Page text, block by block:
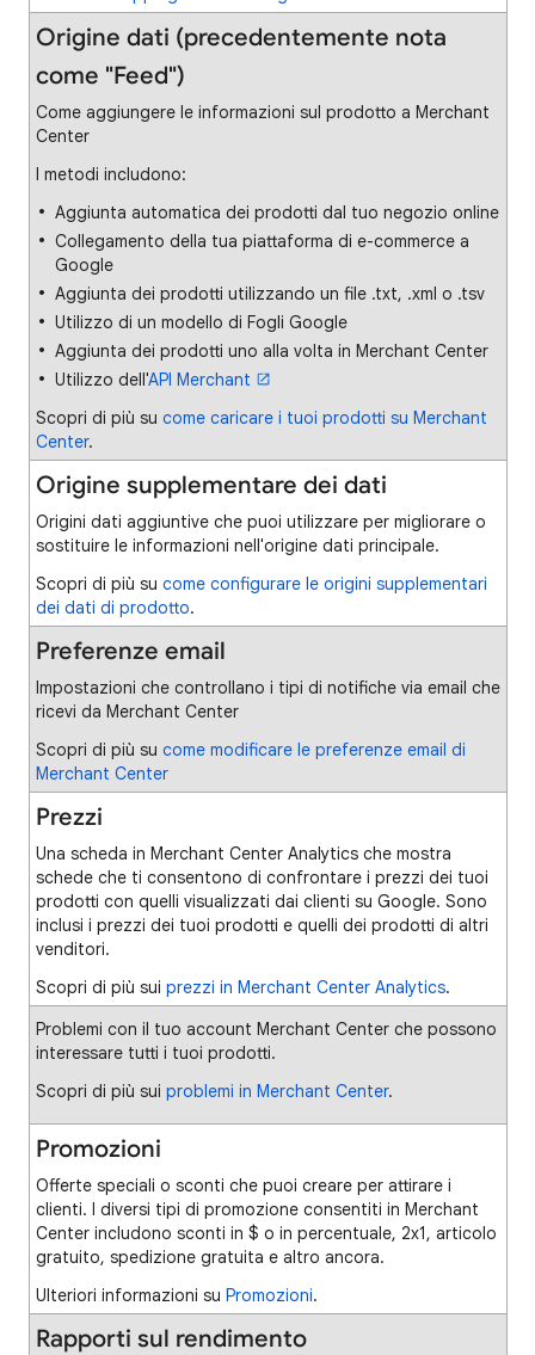
Origine dati (precedentemente nota
come "Feed")
Come aggiungere le informazioni sul prodotto a Merchant
Center
I metodi includono:
Aggiunta automatica dei prodotti dal tuo negozio online
Collegamento della tua piattaforma di e-commerce a
Google
Aggiunta dei prodotti utilizzando un file .txt, .xml o .tsv
Utilizzo di un modello di Fogli Google
Aggiunta dei prodotti uno alla volta in Merchant Center
Utilizzo dell'API Merchant
Scopri di più su come caricare i tuoi prodotti su Merchant
Center.
Origine supplementare dei dati
Origini dati aggiuntive che puoi utilizzare per migliorare o
sostituire le informazioni nell'origine dati principale.
Scopri di più su come configurare le origini supplementari
dei dati di prodotto.
Preferenze email
Impostazioni che controllano i tipi di notifiche via email che
ricevi da Merchant Center
Scopri di più su come modificare le preferenze email di
Merchant Center
Prezzi
Una scheda in Merchant Center Analytics che mostra
schede che ti consentono di confrontare i prezzi dei tuoi
prodotti con quelli visualizzati dai clienti su Google. Sono
inclusi i prezzi dei tuoi prodotti e quelli dei prodotti di altri
venditori.
Scopri di più sui prezzi in Merchant Center Analytics.
Problemi con il tuo account Merchant Center che possono
interessare tutti i tuoi prodotti.
Scopri di più sui problemi in Merchant Center.
Promozioni
Offerte speciali o sconti che puoi creare per attirare i
clienti. I diversi tipi di promozione consentiti in Merchant
Center includono sconti in $ o in percentuale, 2x1, articolo
gratuito, spedizione gratuita e altro ancora.
Ulteriori informazioni su Promozioni.
Rapporti sul rendimento